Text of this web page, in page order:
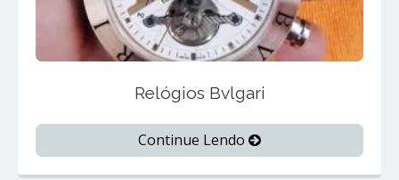
Relógios Bvlgari
Continue Lendo